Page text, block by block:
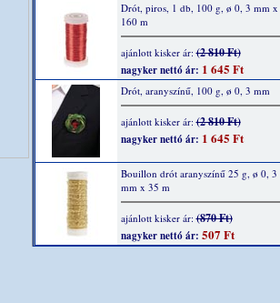
Drót, piros, 1 db, 100 g, ø 0, 3 mm x
160 m
ajánlott kisker ár:(2 810 Ft)
nagyker nettó ár: 1 645 Ft
Drót, aranyszínű, 100 g, ø 0, 3 mm
ajánlott kisker ár:(2 810 Ft)
nagyker nettó ár: 1 645 Ft
Bouillon drót aranyszínű 25 g, ø 0, 3
mm x 35 m
ajánlott kisker ár:(870 Ft)
nagyker nettó ár: 507 Ft